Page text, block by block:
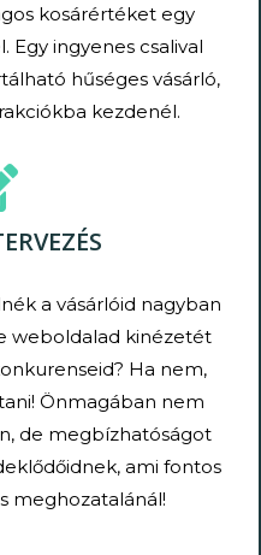
kosárértéket egy
ingyenes csalival
hűséges vásárló,
kezdenél.
a vásárlóid nagyban
weboldalad kinézetét
Ha nem,
Önmagában nem
de megbízhatóságot
ami fontos
meghozatalánál!